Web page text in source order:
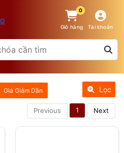
0
Giỏ hàng Tài khoản
Giá Giảm Dần Lọc
Previous 1 Next